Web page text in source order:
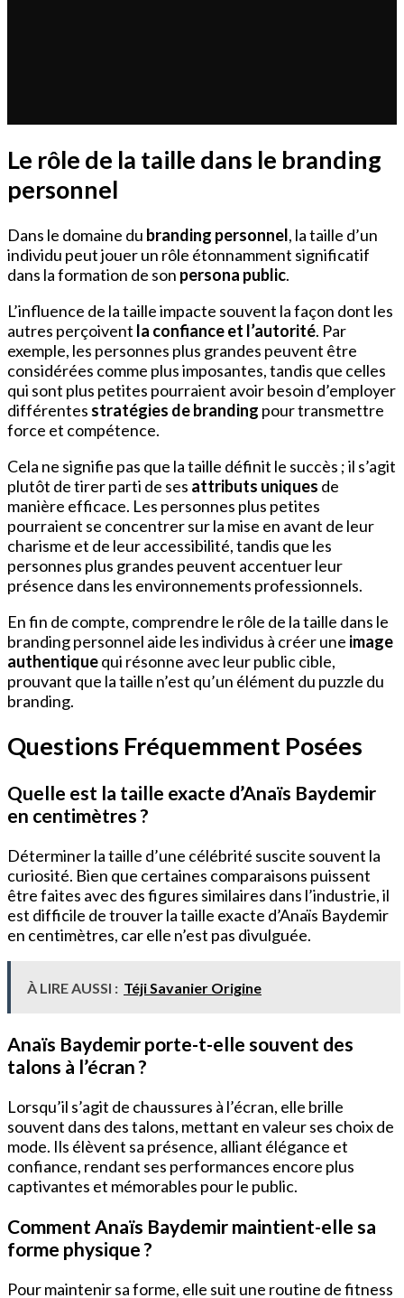
Le rôle de la taille dans le branding
personnel
Dans le domaine du branding personnel, la taille d’un
individu peut jouer un rôle étonnamment significatif
dans la formation de son persona public.
L’influence de la taille impacte souvent la façon dont les
autres perçoivent la confiance et l’autorité. Par
exemple, les personnes plus grandes peuvent être
considérées comme plus imposantes, tandis que celles
qui sont plus petites pourraient avoir besoin d’employer
différentes stratégies de branding pour transmettre
force et compétence.
Cela ne signifie pas que la taille définit le succès ; il s’agit
plutôt de tirer parti de ses attributs uniques de
manière efficace. Les personnes plus petites
pourraient se concentrer sur la mise en avant de leur
charisme et de leur accessibilité, tandis que les
personnes plus grandes peuvent accentuer leur
présence dans les environnements professionnels.
En fin de compte, comprendre le rôle de la taille dans le
branding personnel aide les individus à créer une image
authentiquequi résonne avec leur public cible,
prouvant que la taille n’est qu’un élément du puzzle du
branding.
Questions Fréquemment Posées
Quelle est la taille exacte d’Anaïs Baydemir
en centimètres ?
Déterminer la taille d’une célébrité suscite souvent la
curiosité. Bien que certaines comparaisons puissent
être faites avec des figures similaires dans l’industrie, il
est difficile de trouver la taille exacte d’Anaïs Baydemir
en centimètres, car elle n’est pas divulguée.
À LIRE AUSSI : Téji Savanier Origine
Anaïs Baydemir porte-t-elle souvent des
talons à l’écran ?
Lorsqu’il s’agit de chaussures à l’écran, elle brille
souvent dans des talons, mettant en valeur ses choix de
mode. Ils élèvent sa présence, alliant élégance et
confiance, rendant ses performances encore plus
captivantes et mémorables pour le public.
Comment Anaïs Baydemir maintient-elle sa
forme physique ?
Pour maintenir sa forme, elle suit une routine de fitness